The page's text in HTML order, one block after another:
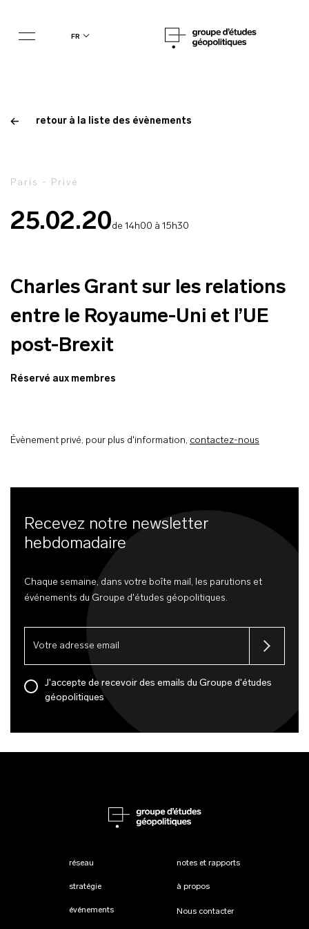
fr
retour à la liste des évènements
25.02.20de 14h00 à 15h30
Paris - Privé
Charles Grant sur les relations
entre le Royaume-Uni et l’UE
post-Brexit
Réservé aux membres
Évènement privé, pour plus d'information, contactez-nous
Recevez notre newsletter
hebdomadaire
Chaque semaine, dans votre boîte mail, les parutions et
événements du Groupe d'études géopolitiques.
J'accepte de recevoir des emails du Groupe d'études
géopolitiques
réseau
stratégie
événements
notes et rapports
à propos
Nous contacter